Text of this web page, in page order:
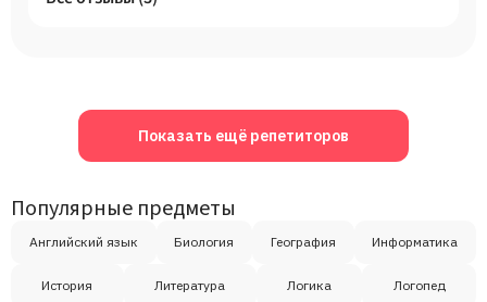
Показать ещё репетиторов
Популярные предметы
Английский язык Биология География Информатика
История Литература Логика Логопед